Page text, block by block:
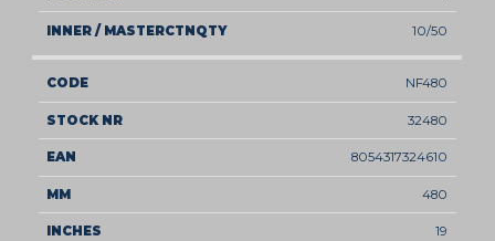
10/50
NF480
32480
8054317324610
480
19